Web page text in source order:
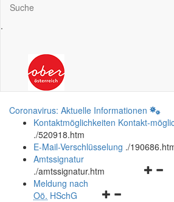
Suche
.
Coronavirus: Aktuelle Informationen
Kontaktmöglichkeiten Kontakt-
./520918.htm
E-Mail-Verschlüsselung ./
Amtssignatur
./amtssignatur.htm
Navigationsmenü
Meldung nach
Oö. HSchG